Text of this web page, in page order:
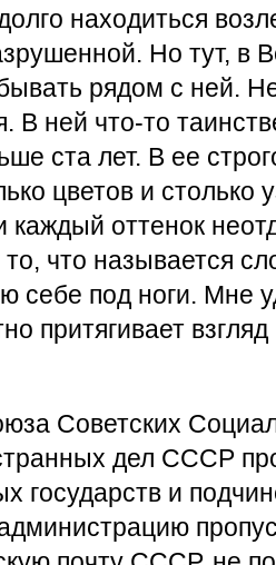
находиться
Но тут, в
рядом с ней.
В ней что-то
ста лет. В ее
цветов и столько
каждый оттенок
что называется
себе под ноги. Мне
притягивает
Советских
дел СССР
государств и